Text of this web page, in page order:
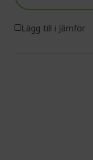
Lägg till i Jämför